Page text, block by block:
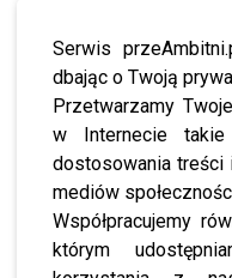
Serwis
dbając o Twoją
Przetwarzamy
w Internecie
dostosowania treści
mediów
Współpracujemy
którym
Prowadząca“Kropkę
ją zaskoczył. Według
specjalne traktowanie
jeśli faktycznie
wkroczyć na drogę
Jestem
napisała,